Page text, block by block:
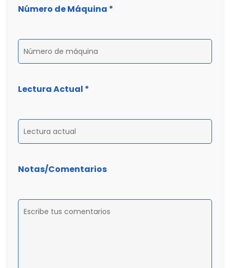
Número de Máquina *
Lectura Actual *
Notas/Comentarios